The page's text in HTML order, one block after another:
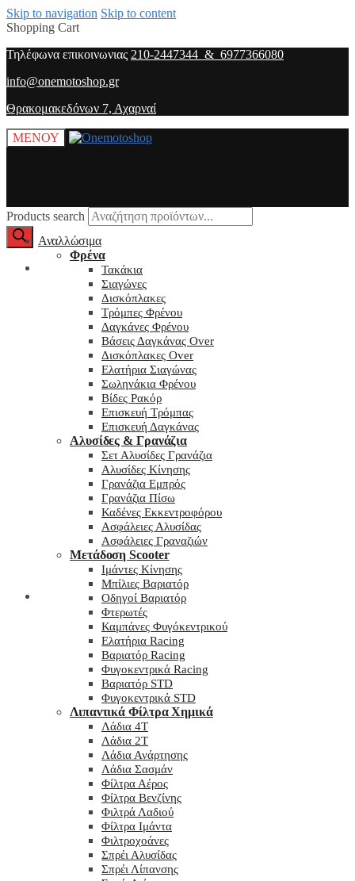
Skip to navigation Skip to content
Shopping Cart
Τηλέφωνα επικοινωνιας 210-2447344 & 6977366080
info@onemotoshop.gr
Θρακομακεδόνων 7, Αχαρναί
ΜΕΝΟΥ
Products search
O λογαριασμός μου
My wishlist
Αναλλώσιμα
Φρένα
Τακάκια
Σιαγώνες
Δισκόπλακες
Τρόμπες Φρένου
Δαγκάνες Φρένου
Βάσεις Δαγκάνας Over
Δισκόπλακες Over
Ελατήρια Σιαγώνας
Σωληνάκια Φρένου
Βίδες Ρακόρ
Επισκευή Τρόμπας
Επισκευή Δαγκάνας
Αλυσίδες & Γρανάζια
Σετ Αλυσίδες Γρανάζια
Αλυσίδες Κίνησης
Γρανάζια Εμπρός
Γρανάζια Πίσω
Καδένες Εκκεντροφόρου
Ασφάλειες Αλυσίδας
Ασφάλειες Γραναζιών
Μετάδοση Scooter
Ιμάντες Κίνησης
Μπίλιες Βαριατόρ
Οδηγοί Βαριατόρ
Φτερωτές
Καμπάνες Φυγόκεντρικού
Ελατήρια Racing
Βαριατόρ Racing
Φυγοκεντρικά Racing
Βαριατόρ STD
Φυγοκεντρικά STD
Λιπαντικά Φίλτρα Χημικά
Λάδια 4T
Λάδια 2T
Λάδια Ανάρτησης
Λάδια Σασμάν
Φίλτρα Αέρος
Φίλτρα Βενζίνης
Φιλτρά Λαδιού
Φίλτρα Ιμάντα
Φιλτροχοάνες
Σπρέι Αλυσίδας
Σπρέι Λίπανσης